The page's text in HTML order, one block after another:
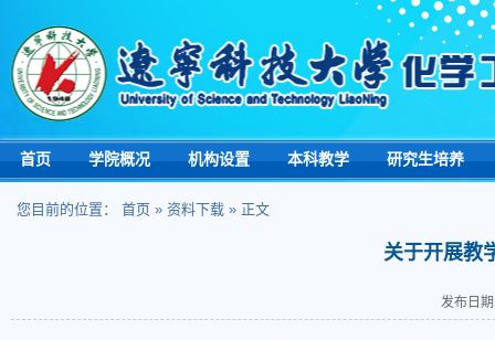
首页 学院概况 机构设置 本科教学 研究生培养
您目前的位置： 首页 » 资料下载 » 正文
关于开展教
发布日